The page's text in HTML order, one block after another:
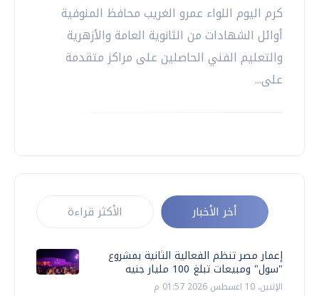
كرم اليوم اللواء عمرو الغريب محافظ المنوفية
أوائل الشهادات من الثانوية العامة والأزهرية
والتعليم الفني الحاصلين على مراكز متقدمة
على...
أخر الأخبار الأكثر قراءة
إعمار مصر تنظم الفعالية الثانية بمشروع
"سول" ومبيعات تبلغ 100 مليار جنيه
الإثنين، 10 اغسطس 2026 01:57 م